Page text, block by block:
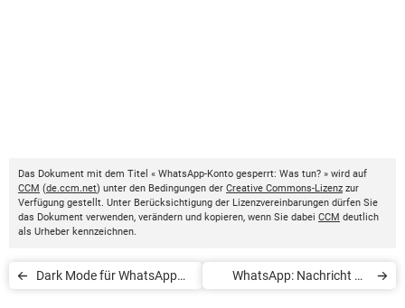
Das Dokument mit dem Titel « WhatsApp-Konto gesperrt: Was tun? » wird auf
CCM (de.ccm.net) unter den Bedingungen der Creative Commons-Lizenz zur
Verfügung gestellt. Unter Berücksichtigung der Lizenzvereinbarungen dürfen Sie
das Dokument verwenden, verändern und kopieren, wenn Sie dabei CCM deutlich
als Urheber kennzeichnen.
Dark Mode für WhatsApp
WhatsApp: Nachricht an